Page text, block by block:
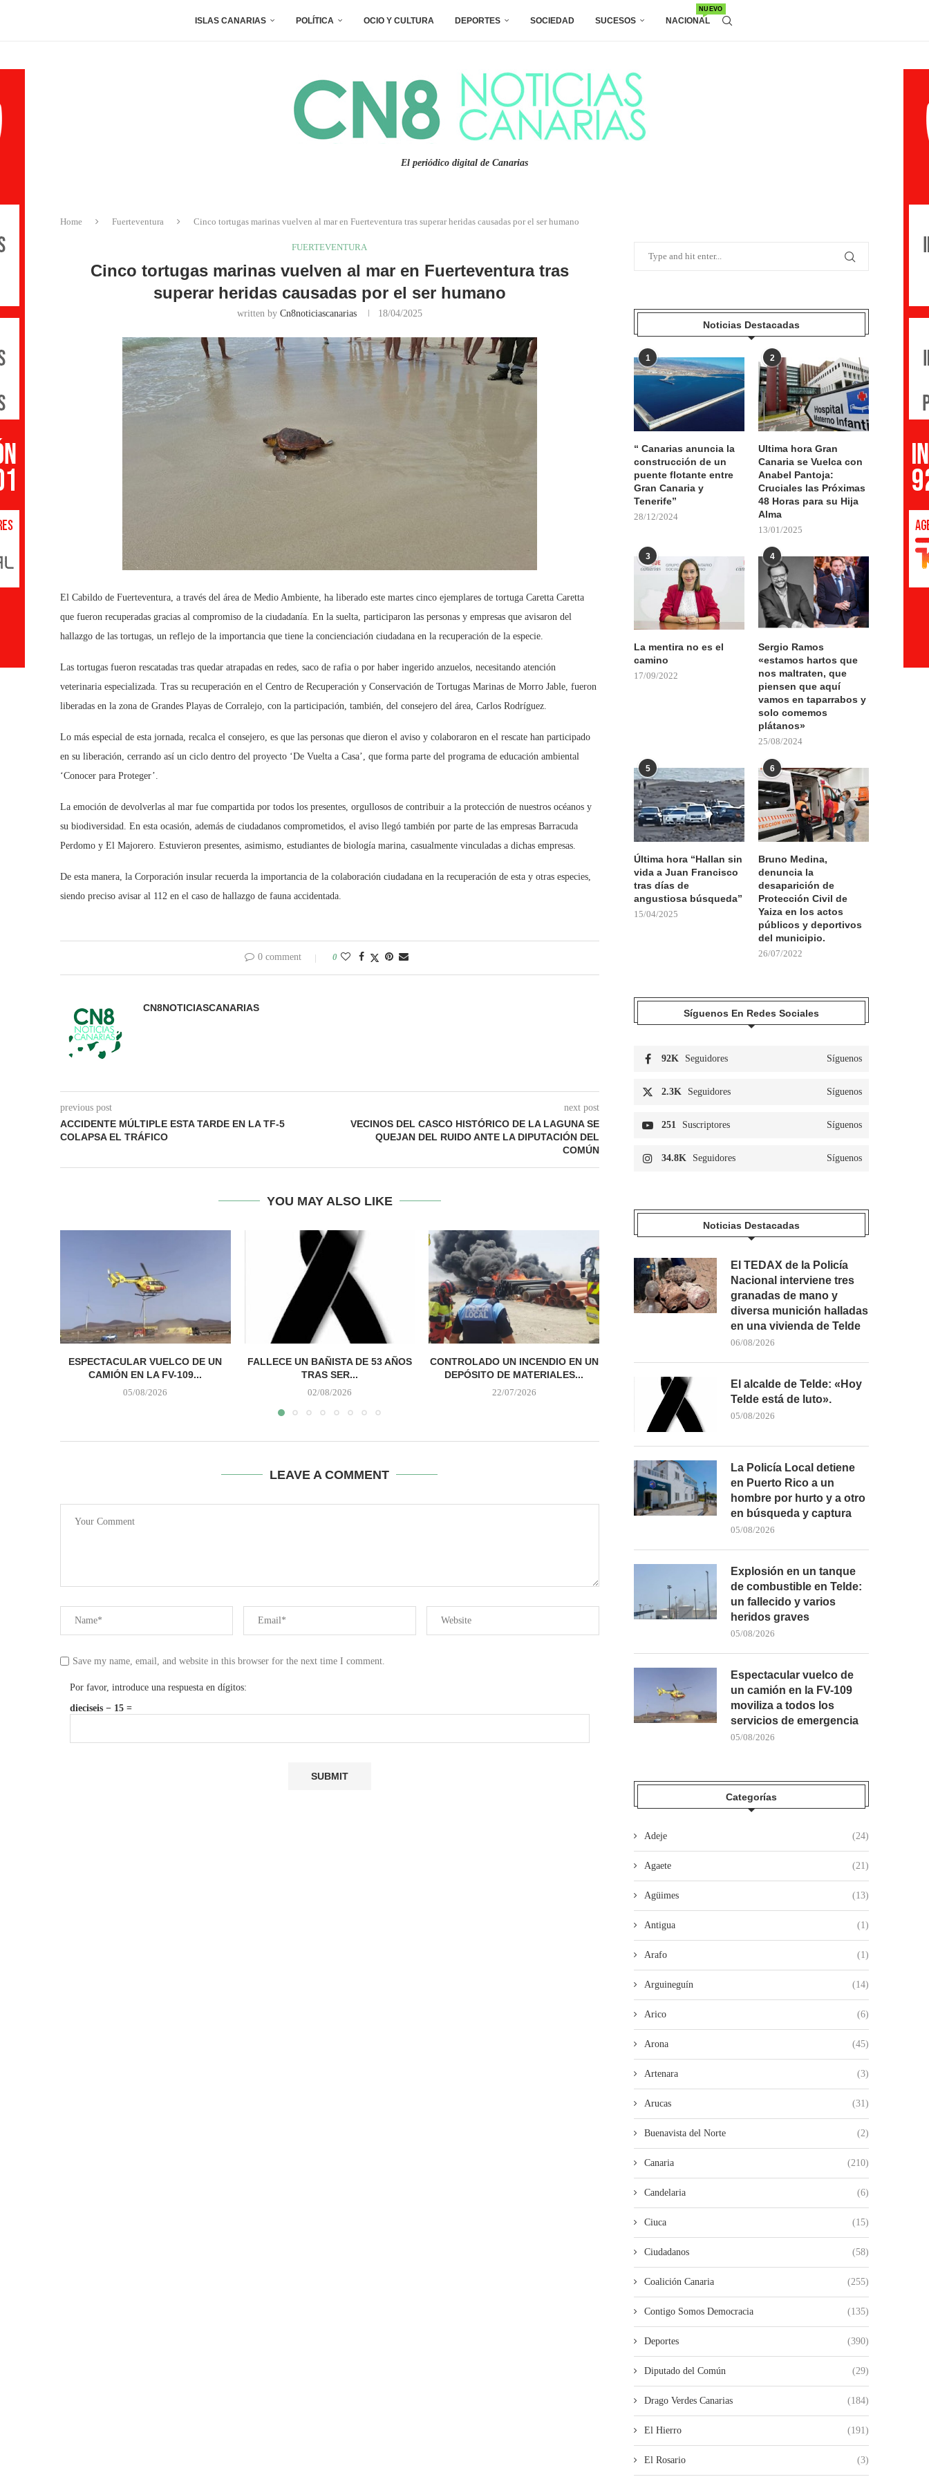
ISLAS CANARIAS POLÍTICA OCIO Y CULTURA DEPORTES SOCIEDAD SUCESOS NACIONAL
NUEVO
El periódico digital de Canarias
Home Fuerteventura Cinco tortugas marinas vuelven al mar en Fuerteventura tras superar heridas causadas por el ser humano
FUERTEVENTURA
Cinco tortugas marinas vuelven al mar en Fuerteventura tras
superar heridas causadas por el ser humano
written by Cn8noticiascanarias 18/04/2025
El Cabildo de Fuerteventura, a través del área de Medio Ambiente, ha liberado este martes cinco ejemplares de tortuga Caretta Caretta
que fueron recuperadas gracias al compromiso de la ciudadanía. En la suelta, participaron las personas y empresas que avisaron del
hallazgo de las tortugas, un reflejo de la importancia que tiene la concienciación ciudadana en la recuperación de la especie.
Las tortugas fueron rescatadas tras quedar atrapadas en redes, saco de rafia o por haber ingerido anzuelos, necesitando atención
veterinaria especializada. Tras su recuperación en el Centro de Recuperación y Conservación de Tortugas Marinas de Morro Jable, fueron
liberadas en la zona de Grandes Playas de Corralejo, con la participación, también, del consejero del área, Carlos Rodríguez.
Lo más especial de esta jornada, recalca el consejero, es que las personas que dieron el aviso y colaboraron en el rescate han participado
en su liberación, cerrando así un ciclo dentro del proyecto ‘De Vuelta a Casa’, que forma parte del programa de educación ambiental
‘Conocer para Proteger’.
La emoción de devolverlas al mar fue compartida por todos los presentes, orgullosos de contribuir a la protección de nuestros océanos y
su biodiversidad. En esta ocasión, además de ciudadanos comprometidos, el aviso llegó también por parte de las empresas Barracuda
Perdomo y El Majorero. Estuvieron presentes, asimismo, estudiantes de biología marina, casualmente vinculadas a dichas empresas.
De esta manera, la Corporación insular recuerda la importancia de la colaboración ciudadana en la recuperación de esta y otras especies,
siendo preciso avisar al 112 en el caso de hallazgo de fauna accidentada.
0 comment 0
CN8NOTICIASCANARIAS
previous post
ACCIDENTE MÚLTIPLE ESTA TARDE EN LA TF-5
COLAPSA EL TRÁFICO
next post
VECINOS DEL CASCO HISTÓRICO DE LA LAGUNA SE
QUEJAN DEL RUIDO ANTE LA DIPUTACIÓN DEL
COMÚN
YOU MAY ALSO LIKE
ESPECTACULAR VUELCO DE UN
CAMIÓN EN LA FV-109...
05/08/2026
FALLECE UN BAÑISTA DE 53 AÑOS
TRAS SER...
02/08/2026
CONTROLADO UN INCENDIO EN UN
DEPÓSITO DE MATERIALES...
22/07/2026
CONTIGO TUINEJE CALIFICA DE
«VERGONZOSAS» LAS MENTIRAS
DE...
22/07/2026
LA POLICÍA NACIONAL
LEAVE A COMMENT
Save my name, email, and website in this browser for the next time I comment.
Por favor, introduce una respuesta en dígitos:
dieciseis − 15 =
Noticias Destacadas
1
“ Canarias anuncia la
construcción de un
puente flotante entre
Gran Canaria y
Tenerife”
28/12/2024
2
Ultima hora Gran
Canaria se Vuelca con
Anabel Pantoja:
Cruciales las Próximas
48 Horas para su Hija
Alma
13/01/2025
3
La mentira no es el
camino
17/09/2022
4
Sergio Ramos
«estamos hartos que
nos maltraten, que
piensen que aquí
vamos en taparrabos y
solo comemos
plátanos»
25/08/2024
5
Última hora “Hallan sin
vida a Juan Francisco
tras días de
angustiosa búsqueda”
15/04/2025
6
Bruno Medina,
denuncia la
desaparición de
Protección Civil de
Yaiza en los actos
públicos y deportivos
del municipio.
26/07/2022
Síguenos En Redes Sociales
92K Seguidores Síguenos
2.3K Seguidores Síguenos
251 Suscriptores Síguenos
34.8K Seguidores Síguenos
Noticias Destacadas
El TEDAX de la Policía
Nacional interviene tres
granadas de mano y
diversa munición halladas
en una vivienda de Telde
06/08/2026
El alcalde de Telde: «Hoy
Telde está de luto».
05/08/2026
La Policía Local detiene
en Puerto Rico a un
hombre por hurto y a otro
en búsqueda y captura
05/08/2026
Explosión en un tanque
de combustible en Telde:
un fallecido y varios
heridos graves
05/08/2026
Espectacular vuelco de
un camión en la FV-109
moviliza a todos los
servicios de emergencia
05/08/2026
Categorías
Adeje (24)
Agaete (21)
Agüimes (13)
Antigua (1)
Arafo (1)
Arguineguín (14)
Arico (6)
Arona (45)
Artenara (3)
Arucas (31)
Buenavista del Norte (2)
Canaria (210)
Candelaria (6)
Ciuca (15)
Ciudadanos (58)
Coalición Canaria (255)
Contigo Somos Democracia (135)
Deportes (390)
Diputado del Común (29)
Drago Verdes Canarias (184)
El Hierro (191)
El Rosario (3)